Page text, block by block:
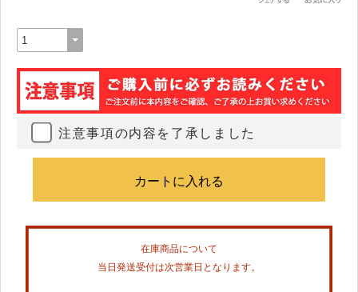
注意事項の内容を了承しました
在庫商品について
当日発送受付は次営業日となります。